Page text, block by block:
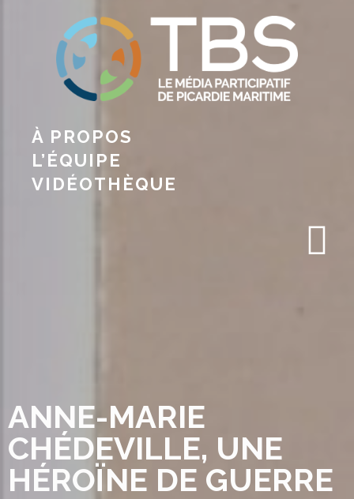
À PROPOS
L’ÉQUIPE
VIDÉOTHÈQUE
ANNE-MARIE
CHÉDEVILLE, UNE
HÉROÏNE DE GUERRE